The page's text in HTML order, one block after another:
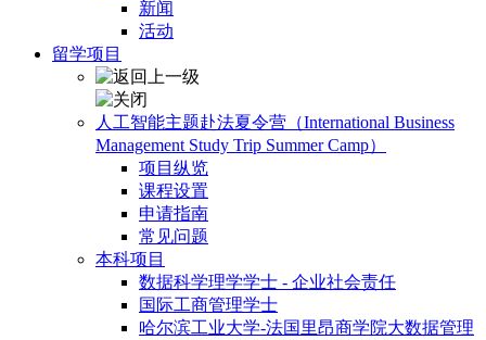
新闻
活动
留学项目
人工智能主题赴法夏令营（International Business
Management Study Trip Summer Camp）
项目纵览
课程设置
申请指南
常见问题
本科项目
数据科学理学学士 - 企业社会责任
国际工商管理学士
哈尔滨工业大学-法国里昂商学院大数据管理